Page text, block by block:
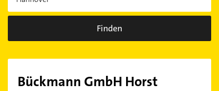
Finden
Bückmann GmbH Horst